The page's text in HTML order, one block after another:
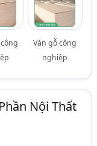
Ván gỗ công
nghiệp
Nội Thất